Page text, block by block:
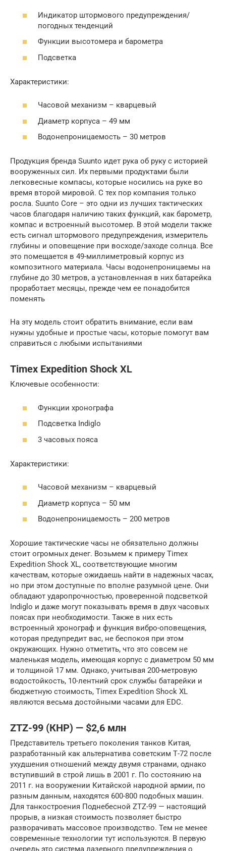
Индикатор штормового предупреждения/
погодных тенденций
Функции высотомера и барометра
Подсветка
Характеристики:
Часовой механизм – кварцевый
Диаметр корпуса – 49 мм
Водонепроницаемость – 30 метров
Продукция бренда Suunto идет рука об руку с историей
вооруженных сил. Их первыми продуктами были
легковесные компасы, которые носились на руке во
время второй мировой. С тех пор компания только
росла. Suunto Core – это одни из лучших тактических
часов благодаря наличию таких функций, как барометр,
компас и встроенный высотомер. В этой модели также
есть сигнал штормового предупреждения, измеритель
глубины и оповещение при восходе/заходе солнца. Все
это помещается в 49-миллиметровый корпус из
композитного материала. Часы водонепроницаемы на
глубине до 30 метров, а установленная в них батарейка
проработает месяцы, прежде чем ее понадобится
поменять
На эту модель стоит обратить внимание, если вам
нужны удобные и простые часы, которые помогут вам
справиться с любыми испытаниями
Timex Expedition Shock XL
Ключевые особенности:
Функции хронографа
Подсветка Indiglo
3 часовых пояса
Характеристики:
Часовой механизм – кварцевый
Диаметр корпуса – 50 мм
Водонепроницаемость – 200 метров
Хорошие тактические часы не обязательно должны
стоит огромных денег. Возьмем к примеру Timex
Expedition Shock XL, соответствующие многим
качествам, которые ожидаешь найти в надежных часах,
но при этом доступные по вполне разумной цене. Они
обладают ударопрочностью, проверенной подсветкой
Indiglo и даже могут показывать время в двух часовых
поясах при необходимости. Также в них есть
встроенный хронограф и функция вибро-оповещения,
которая предупредит вас, не беспокоя при этом
окружающих. Нужно отметить, что это совсем не
маленькая модель, имеющая корпус с диаметром 50 мм
и толщиной 17 мм. Однако, учитывая 200-метровую
водостойкость, 10-лентний срок службы батарейки и
бюджетную стоимость, Timex Expedition Shock XL
являются весьма достойными часами для EDC.
ZTZ-99 (КНР) — $2,6 млн
Представитель третьего поколения танков Китая,
разработанный как альтернатива советским Т-72 после
ухудшения отношений между двумя странами, однако
вступивший в строй лишь в 2001 г. По состоянию на
2011 г. на вооружении Китайской народной армии, по
разным данным, находятся 600-800 подобных машин.
Для танкостроения Поднебесной ZTZ-99 — настоящий
прорыв, а низкая стоимость позволяет быстро
разворачивать массовое производство. Тем не менее
современные технологии тут используются. В первую
очередь это система лазерного предупреждения о